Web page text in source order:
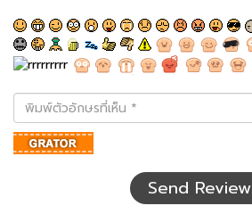
พิมพ์
ตัว
อักษร
ที่
Send Review